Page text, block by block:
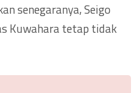
senegaranya, Seigo
Kuwahara tetap tidak